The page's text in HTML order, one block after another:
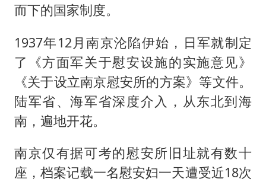
而下的国家制度。
1937年12月南京沦陷伊始，日军就制定
了《方面军关于慰安设施的实施意见》
《关于设立南京慰安所的方案》等文件。
陆军省、海军省深度介入，从东北到海
南，遍地开花。
南京仅有据可考的慰安所旧址就有数十
座，档案记载一名慰安妇一天遭受近18次